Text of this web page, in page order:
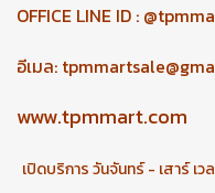
OFFICE LINE ID :
อีเมล:
www.tpmmart.com
เปิดบริการ วันจันทร์ - เสาร์ เ